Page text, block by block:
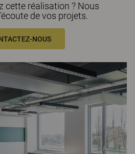
cette réalisation ? Nous
de vos projets.
NOUS